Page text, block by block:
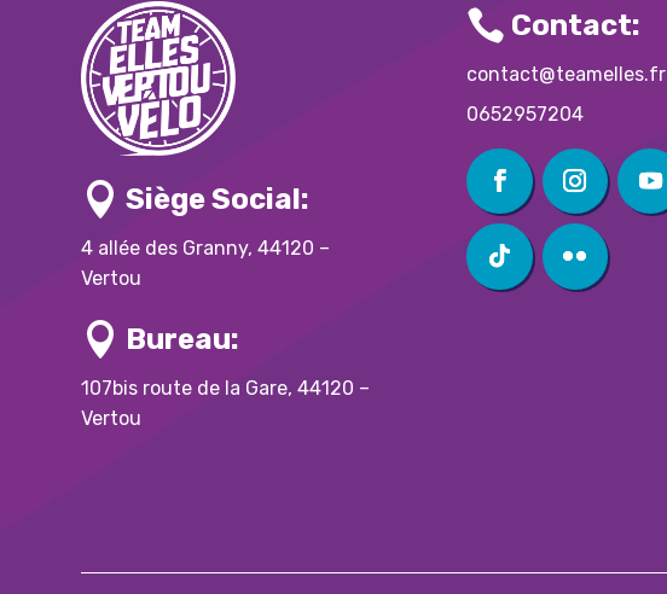
 Siège Social:
4 allée des Granny, 44120 –
Vertou
 Bureau:
107bis route de la Gare, 44120 –
Vertou
 Contact:
contact@teamelles.fr
0652957204